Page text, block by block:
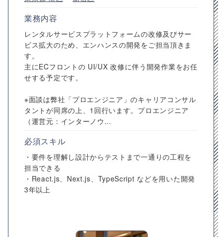
業務内容
レンタルサービスプラットフォームの改修及びサー
ビス拡大のため、エンハンスの開発をご担当頂きま
す。
主にECフロントの UI/UX 改修に伴う開発作業をお任
せする予定です。
※面談は弊社「プロエンジニア」のキャリアコンサル
タントが同席の上、1回行います。プロエンジニア
（運営元：インターノウ...
必須スキル
・要件を理解し設計からテストまで一通りの工程を
担当できる
・React.js、Next.js、TypeScript などを用いた開発
3年以上